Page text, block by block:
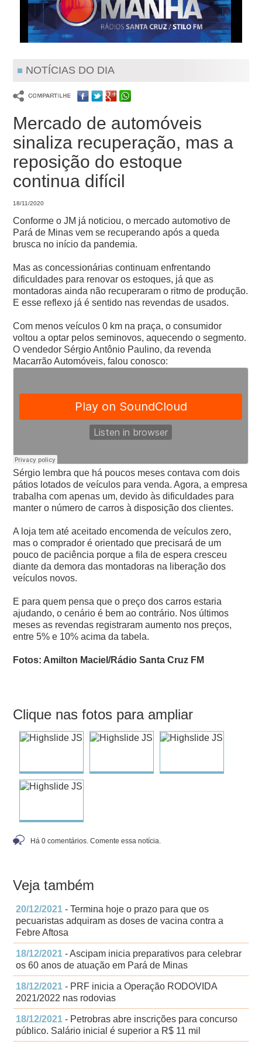
NOTÍCIAS DO DIA
Mercado de automóveis
sinaliza recuperação, mas a
reposição do estoque
continua difícil
18/11/2020
Conforme o JM já noticiou, o mercado automotivo de
Pará de Minas vem se recuperando após a queda
brusca no início da pandemia.
Mas as concessionárias continuam enfrentando
dificuldades para renovar os estoques, já que as
montadoras ainda não recuperaram o ritmo de produção.
E esse reflexo já é sentido nas revendas de usados.
Com menos veículos 0 km na praça, o consumidor
voltou a optar pelos seminovos, aquecendo o segmento.
O vendedor Sérgio Antônio Paulino, da revenda
Macarrão Automóveis, falou conosco:
Sérgio lembra que há poucos meses contava com dois
pátios lotados de veículos para venda. Agora, a empresa
trabalha com apenas um, devido às dificuldades para
manter o número de carros à disposição dos clientes.
A loja tem até aceitado encomenda de veículos zero,
mas o comprador é orientado que precisará de um
pouco de paciência porque a fila de espera cresceu
diante da demora das montadoras na liberação dos
veículos novos.
E para quem pensa que o preço dos carros estaria
ajudando, o cenário é bem ao contrário. Nos últimos
meses as revendas registraram aumento nos preços,
entre 5% e 10% acima da tabela.
Fotos: Amilton Maciel/Rádio Santa Cruz FM
Clique nas fotos para ampliar
Há 0 comentários. Comente essa notícia.
Veja também
20/12/2021 - Termina hoje o prazo para que os
pecuaristas adquiram as doses de vacina contra a
Febre Aftosa
18/12/2021 - Ascipam inicia preparativos para celebrar
os 60 anos de atuação em Pará de Minas
18/12/2021 - PRF inicia a Operação RODOVIDA
2021/2022 nas rodovias
18/12/2021 - Petrobras abre inscrições para concurso
público. Salário inicial é superior a R$ 11 mil